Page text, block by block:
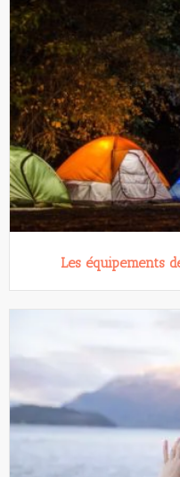
Les équipements